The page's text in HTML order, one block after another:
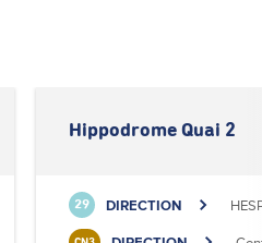
Hippodrome Quai 2
29 DIRECTION